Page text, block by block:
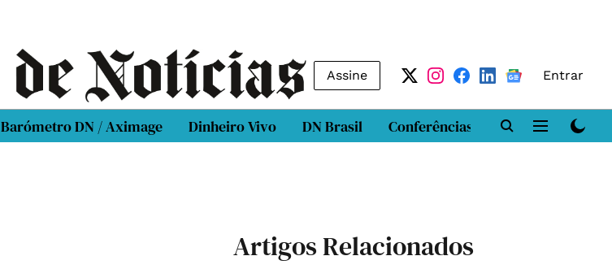
Assine Entrar
Barómetro DN / Aximage Dinheiro Vivo DN Brasil Conferências DN LAB
Artigos Relacionados